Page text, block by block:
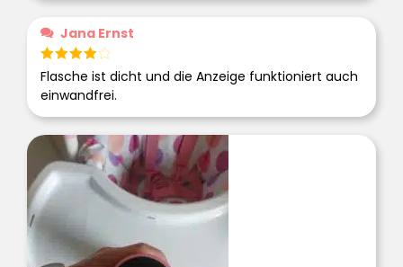
Jana Ernst
Bewertet
mit 4
von 5
Flasche ist dicht und die Anzeige funktioniert auch
einwandfrei.